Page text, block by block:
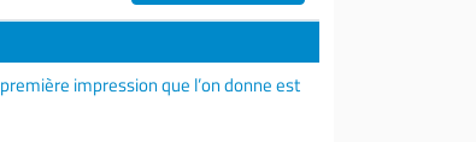
impression que l’on donne est